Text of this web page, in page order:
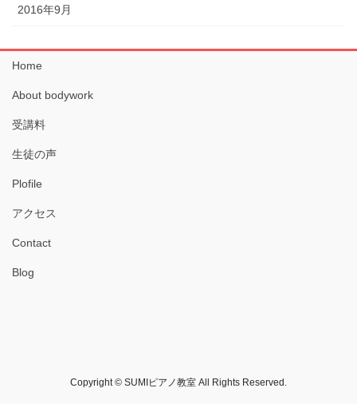
2016年9月
Home
About bodywork
受講料
生徒の声
Plofile
アクセス
Contact
Blog
Copyright © SUMIピアノ教室 All Rights Reserved.